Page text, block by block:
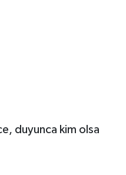
duyunca kim olsa